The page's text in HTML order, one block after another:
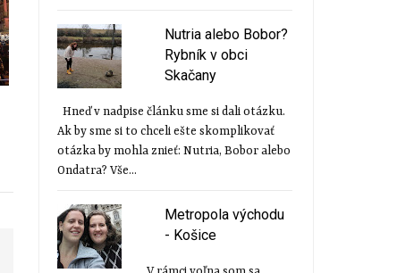
CESTA, KTORÁ ZMENÍ POHĽAD
NA ŽIVOT:...
Nutria alebo Bobor?
Rybník v obci
Skačany
Hneď v nadpise článku sme si dali otázku.
Ak by sme si to chceli ešte skomplikovať
otázka by mohla znieť: Nutria, Bobor alebo
Ondatra? Vše...
Metropola východu
- Košice